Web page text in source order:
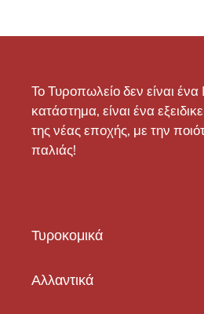
Το Τυροπωλείο δεν είναι
κατάστημα, είναι ένα
της νέας εποχής, με την
παλιάς!
Τυροκομικά
Αλλαντικά